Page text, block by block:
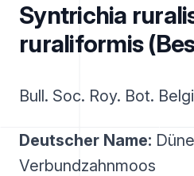
Syntrichia
ruraliformis
Bull. Soc. Roy. Bot.
Deutscher Name:
Verbundzahnmoos